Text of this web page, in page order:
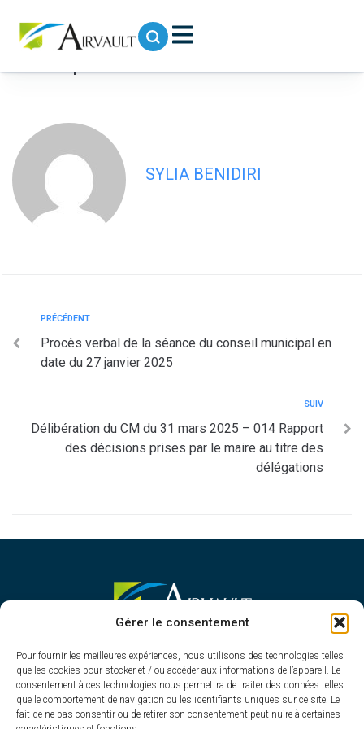
Gérer le consentement
Pour fournir les meilleures expériences, nous utilisons des technologies telles
que les cookies pour stocker et / ou accéder aux informations de l’appareil. Le
consentement à ces technologies nous permettra de traiter des données telles
que le comportement de navigation ou les identifiants uniques sur ce site. Le
fait de ne pas consentir ou de retirer son consentement peut nuire à certaines
Procès verbal de la séance du conseil
SYLIA BENIDIRI
PRÉCÉDENT
Procès verbal de la séance du conseil municipal en
date du 27 janvier 2025
SUIV
Délibération du CM du 31 mars 2025 – 014 Rapport
des décisions prises par le maire au titre des
délégations
MAIRIE D'AIRVAULT
1 Rue Constant Balquet,
79600 Airvault
05 49 64 70 13